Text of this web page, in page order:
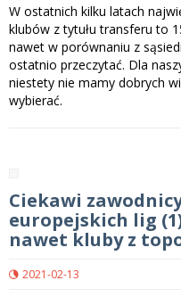
W ostatnich kilku latach
klubów z tytułu transferu to
nawet w porównaniu z
ostatnio przeczytać. Dla
niestety nie mamy dobrych
wybierać.
Ciekawi zawodnicy
europejskich lig
nawet kluby z
2021-02-13